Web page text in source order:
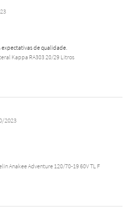
expectativas de qualidade.
Kappa RA303 20/29 Litros
2023
Anakee Adventure 120/70-19 60V TL F